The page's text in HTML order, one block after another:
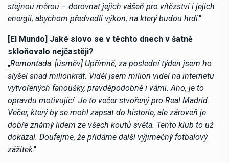
stejnou měrou – dorovnat jejich vášeň pro vítězství i jejich
energii, abychom předvedli výkon, na který budou hrdí.“
[El Mundo] Jaké slovo se v těchto dnech v šatně
skloňovalo nejčastěji?
„Remontada. [úsměv] Upřímně, za poslední týden jsem ho
slyšel snad milionkrát. Viděl jsem milion videí na internetu
vytvořených fanoušky, pravděpodobně i vámi. Ano, je to
opravdu motivující. Je to večer stvořený pro Real Madrid.
Večer, který by se mohl zapsat do historie, ale zároveň je
dobře známý lidem ze všech koutů světa. Tento klub to už
dokázal. Doufejme, že přidáme další výjimečný fotbalový
zážitek.“